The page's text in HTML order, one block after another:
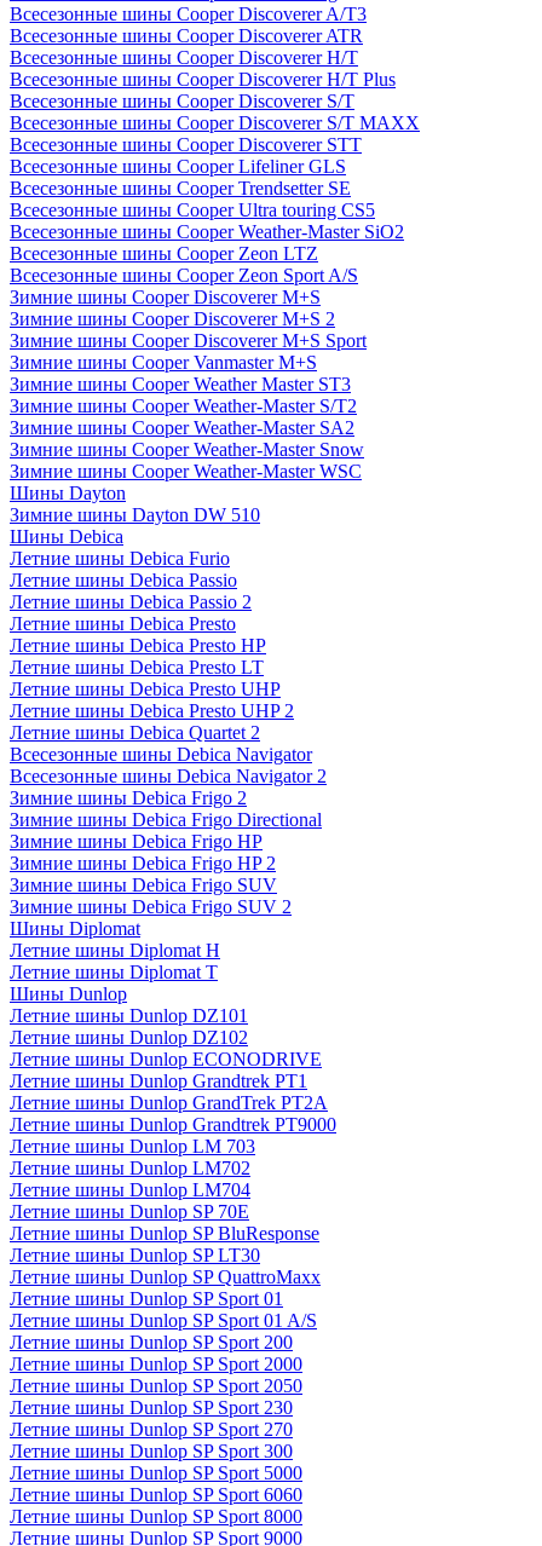
Всесезонные шины Cooper Discoverer A/T3
Всесезонные шины Cooper Discoverer ATR
Всесезонные шины Cooper Discoverer H/T
Всесезонные шины Cooper Discoverer H/T Plus
Всесезонные шины Cooper Discoverer S/T
Всесезонные шины Cooper Discoverer S/T MAXX
Всесезонные шины Cooper Discoverer STT
Всесезонные шины Cooper Lifeliner GLS
Всесезонные шины Cooper Trendsetter SE
Всесезонные шины Cooper Ultra touring CS5
Всесезонные шины Cooper Weather-Master SiO2
Всесезонные шины Cooper Zeon LTZ
Всесезонные шины Cooper Zeon Sport A/S
Зимние шины Cooper Discoverer M+S
Зимние шины Cooper Discoverer M+S 2
Зимние шины Cooper Discoverer M+S Sport
Зимние шины Cooper Vanmaster M+S
Зимние шины Cooper Weather Master ST3
Зимние шины Cooper Weather-Master S/T2
Зимние шины Cooper Weather-Master SA2
Зимние шины Cooper Weather-Master Snow
Зимние шины Cooper Weather-Master WSC
Шины Dayton
Зимние шины Dayton DW 510
Шины Debica
Летние шины Debica Furio
Летние шины Debica Passio
Летние шины Debica Passio 2
Летние шины Debica Presto
Летние шины Debica Presto HP
Летние шины Debica Presto LT
Летние шины Debica Presto UHP
Летние шины Debica Presto UHP 2
Летние шины Debica Quartet 2
Всесезонные шины Debica Navigator
Всесезонные шины Debica Navigator 2
Зимние шины Debica Frigo 2
Зимние шины Debica Frigo Directional
Зимние шины Debica Frigo HP
Зимние шины Debica Frigo HP 2
Зимние шины Debica Frigo SUV
Зимние шины Debica Frigo SUV 2
Шины Diplomat
Летние шины Diplomat H
Летние шины Diplomat T
Шины Dunlop
Летние шины Dunlop DZ101
Летние шины Dunlop DZ102
Летние шины Dunlop ECONODRIVE
Летние шины Dunlop Grandtrek PT1
Летние шины Dunlop GrandTrek PT2A
Летние шины Dunlop Grandtrek PT9000
Летние шины Dunlop LM 703
Летние шины Dunlop LM702
Летние шины Dunlop LM704
Летние шины Dunlop SP 70E
Летние шины Dunlop SP BluResponse
Летние шины Dunlop SP LT30
Летние шины Dunlop SP QuattroMaxx
Летние шины Dunlop SP Sport 01
Летние шины Dunlop SP Sport 01 A/S
Летние шины Dunlop SP Sport 200
Летние шины Dunlop SP Sport 2000
Летние шины Dunlop SP Sport 2050
Летние шины Dunlop SP Sport 230
Летние шины Dunlop SP Sport 270
Летние шины Dunlop SP Sport 300
Летние шины Dunlop SP Sport 5000
Летние шины Dunlop SP Sport 6060
Летние шины Dunlop SP Sport 8000
Летние шины Dunlop SP Sport 9000